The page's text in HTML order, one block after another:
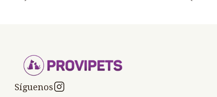
Síguenos